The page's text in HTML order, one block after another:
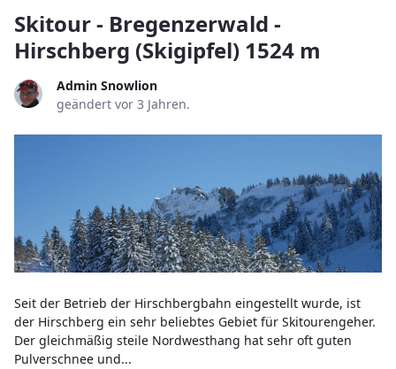
Skitour - Bregenzerwald -
Hirschberg (Skigipfel) 1524 m
Admin Snowlion
geändert vor 3 Jahren.
Seit der Betrieb der Hirschbergbahn eingestellt wurde, ist
der Hirschberg ein sehr beliebtes Gebiet für Skitourengeher.
Der gleichmäßig steile Nordwesthang hat sehr oft guten
Pulverschnee und...